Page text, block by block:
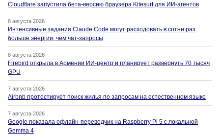
Cloudflare запустила бета-версию браузера Kitesurf для ИИ-агентов
8 августа 2026
Интенсивные задания Claude Code могут расходовать в сотни раз
больше энергии, чем чат-запросы
8 августа 2026
Firebird открыла в Армении ИИ-центр и планирует развернуть 70 тысяч
GPU
7 августа 2026
Airbnb протестирует поиск жилья по запросам на естественном языке
7 августа 2026
Google показала офлайн-переводчик на Raspberry Pi 5 с локальной
Gemma 4